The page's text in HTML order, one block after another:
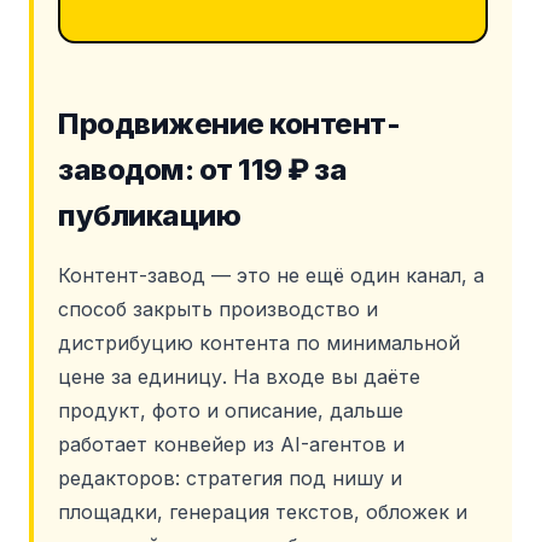
Продвижение контент-
заводом: от 119 ₽ за
публикацию
Контент-завод — это не ещё один канал, а
способ закрыть производство и
дистрибуцию контента по минимальной
цене за единицу. На входе вы даёте
продукт, фото и описание, дальше
работает конвейер из AI-агентов и
редакторов: стратегия под нишу и
площадки, генерация текстов, обложек и